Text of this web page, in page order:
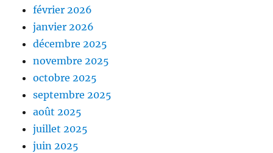
février 2026
janvier 2026
décembre 2025
novembre 2025
octobre 2025
septembre 2025
août 2025
juillet 2025
juin 2025